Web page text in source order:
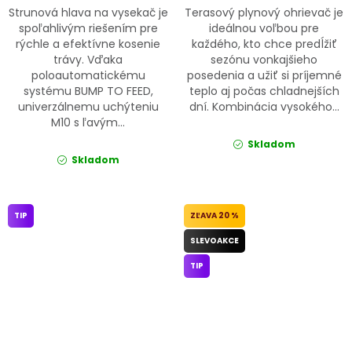
Strunová hlava na vysekač je
spoľahlivým riešením pre
rýchle a efektívne kosenie
trávy. Vďaka
poloautomatickému
systému BUMP TO FEED,
univerzálnemu uchýteniu
M10 s ľavým...
Skladom
Terasový plynový ohrievač je
ideálnou voľbou pre
každého, kto chce predĺžiť
sezónu vonkajšieho
posedenia a užiť si príjemné
teplo aj počas chladnejších
dní. Kombinácia vysokého...
Skladom
TIP 20 %
SLEVOAKCE
TIP